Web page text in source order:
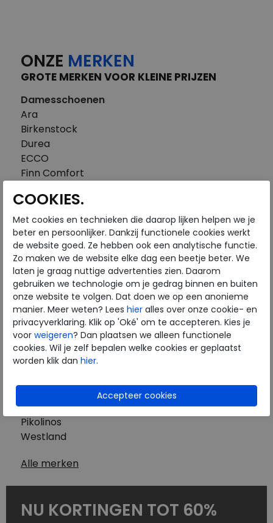
ONZE MERKEN
GROTE MERKEN VOOR KLEINE PRIJZEN
Damesschoenen
Ara
Birkenstock
Durea
ECCO
Finn Comfort
Gabor
Piedi Nudi
Pikolinos
Solidus
Think
Waldlaufer
Westland
Wolky
Herenschoenen
Australian
Birkenstock
Clarks
Mephisto
Pikolinos
Westland
Alle merken
NU KORTINGEN TOT 60%
COOKIES.
Met cookies en technieken die daarop lijken helpen we je
beter en persoonlijker. Dankzij functionele cookies werkt
de website goed. Ze hebben ook een analytische functie.
Zo maken we de website elke dag een beetje beter. We
laten je graag nuttige advertenties zien. Daarom
gebruiken we technologie om je gedrag binnen en buiten
onze website te volgen. Dat doen we op een anonieme
manier. Meer weten? Lees hier alles over onze cookie- en
privacyverklaring. Klik op 'Oké' om te accepteren. Kies je
voor weigeren? Dan plaatsen we alleen functionele
cookies. Wil je zelf bepalen welke cookies er geplaatst
worden klik dan hier.